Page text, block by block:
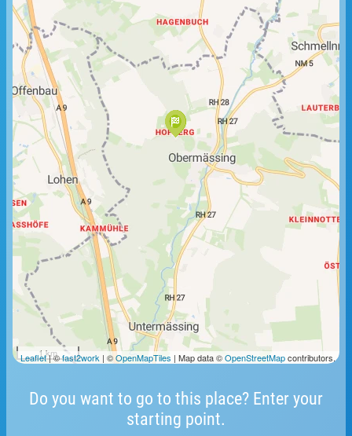
Do you want to go to this place? Enter your
starting point.
1 km
Leaflet| ©fast2work | ©OpenMapTiles | Map data ©OpenStreetMapcontributors.